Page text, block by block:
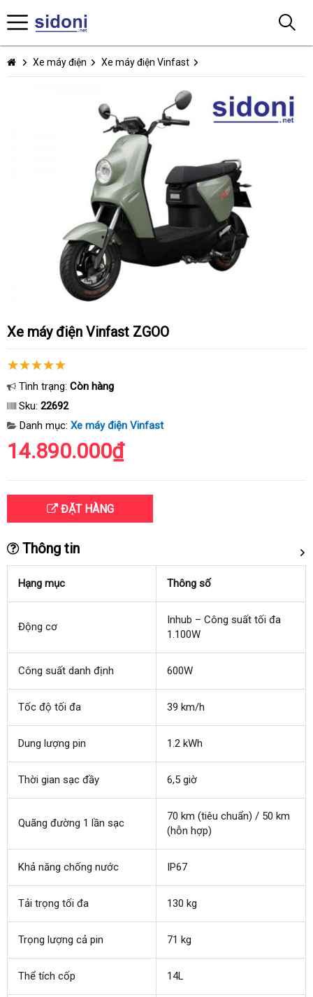
Xe máy điện Xe máy điện Vinfast
Xe máy điện Vinfast ZGOO
Tình trạng: Còn hàng
Sku: 22692
Danh mục: Xe máy điện Vinfast
14.890.000₫
ĐẶT HÀNG
Thông tin
Hạng mục Thông số
Động cơ
Inhub – Công suất tối đa
1.100W
Công suất danh định 600W
Tốc độ tối đa 39 km/h
Dung lượng pin 1.2 kWh
Thời gian sạc đầy 6,5 giờ
Quãng đường 1 lần sạc
70 km (tiêu chuẩn) / 50 km
(hỗn hợp)
Khả năng chống nước IP67
Tải trọng tối đa 130 kg
Trọng lượng cả pin 71 kg
Thể tích cốp 14L